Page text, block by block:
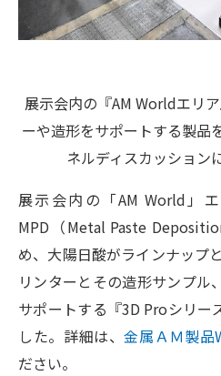
展示会内の『AM Worldエリ
ーや造形をサポートする製品
ネルディスカッション
展示会内の「AM World」
MPD（Metal Paste
め、大陽日酸がラインナップ
リンターとその造形サンプル
サポートする『3D Proシリー
した。詳細は、金属ＡＭ製品
ださい。